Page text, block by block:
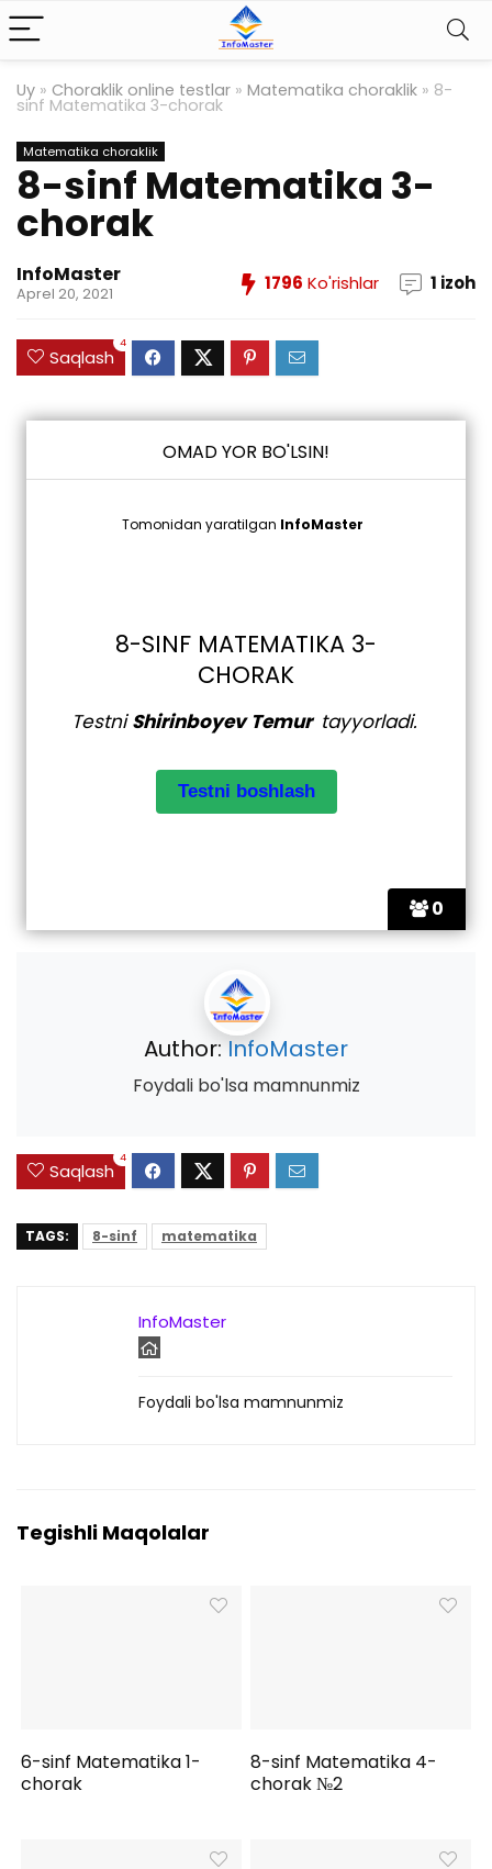
Uy » Choraklik online testlar » Matematika choraklik » 8-
sinf Matematika 3-chorak
Matematika choraklik
8-sinf Matematika 3-
chorak
InfoMaster
Aprel 20, 2021 1796 Ko'rishlar 1 izoh
Saqlash
4
0
OMAD YOR BO'LSIN!
Tomonidan yaratilgan InfoMaster
8-SINF MATEMATIKA 3-
CHORAK
TestniShirinboyev Temur tayyorladi.
Author: InfoMaster
Foydali bo'lsa mamnunmiz
Saqlash
4
TAGS: 8-sinf matematika
InfoMaster
Foydali bo'lsa mamnunmiz
Tegishli Maqolalar
6-sinf Matematika 1-
chorak
8-sinf Matematika 4-
chorak №2